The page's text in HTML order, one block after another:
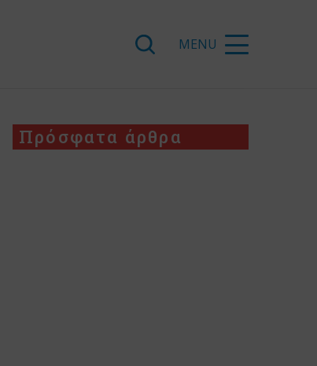
Πρόσφατα άρθρα